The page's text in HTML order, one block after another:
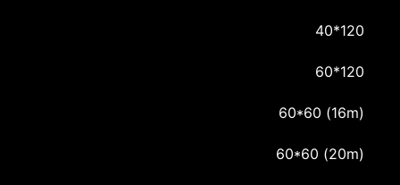
120*40
120*60
(16m) 60*60
(20m) 60*60